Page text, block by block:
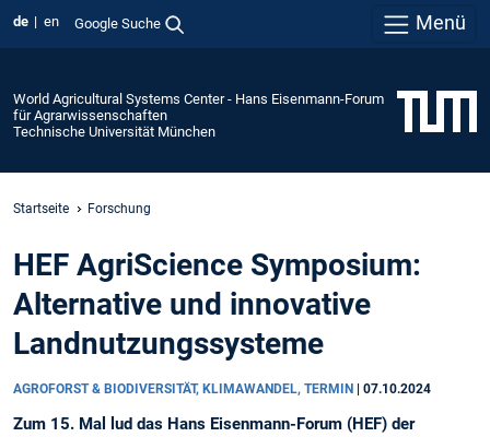
de en Google Suche Menü
World Agricultural Systems Center - Hans Eisenmann-Forum
für Agrarwissenschaften
Technische Universität München
Startseite Forschung
HEF AgriScience Symposium:
Alternative und innovative
Landnutzungssysteme
AGROFORST & BIODIVERSITÄT, KLIMAWANDEL, TERMIN 07.10.2024
Zum 15. Mal lud das Hans Eisenmann-Forum (HEF) der